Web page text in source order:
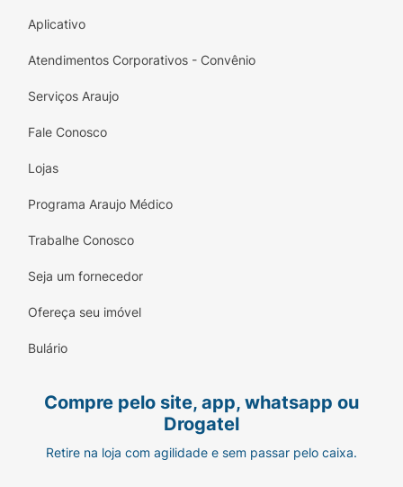
Aplicativo
Atendimentos Corporativos - Convênio
Serviços Araujo
Fale Conosco
Lojas
Programa Araujo Médico
Trabalhe Conosco
Seja um fornecedor
Ofereça seu imóvel
Bulário
Compre pelo site, app, whatsapp ou
Drogatel
Retire na loja com agilidade e sem passar pelo caixa.